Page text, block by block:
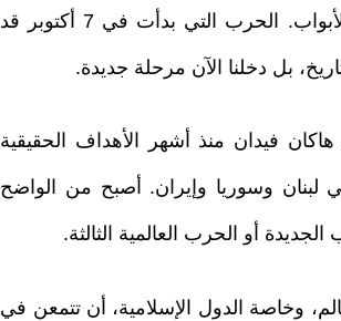
طهران يشيران إلى أن الحرب الإقليمية المتوقعة أصبحت على الأبواب. الحرب التي بدأت في 7 أكتوبر قد
بل دخلنا الآن مرحلة جديدة.
فيدان منذ أشهر الأهداف الحقيقية
لبنان وسوريا وإيران. أصبح من الواضح
أو الحرب العالمية الثالثة.
وخاصة الدول الإسلامية، أن تتمعن في